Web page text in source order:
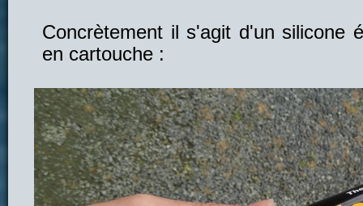
Concrètement il s'agit d'un silicone
en cartouche :